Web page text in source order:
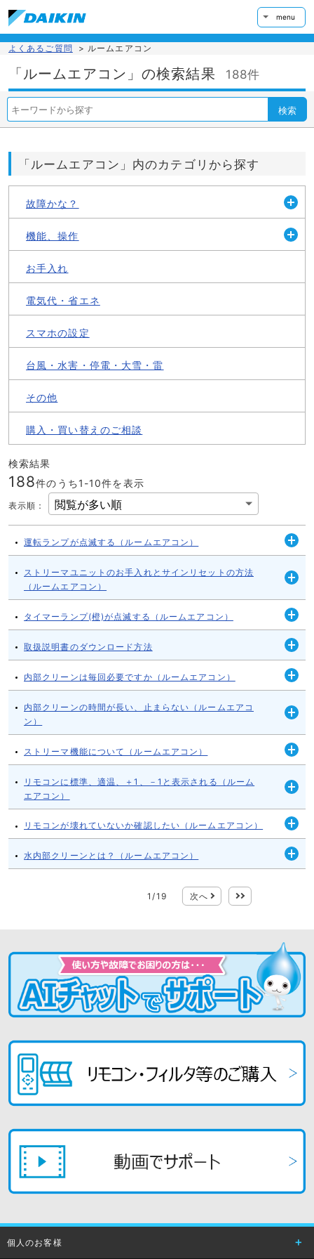
menu
よくあるご質問 > ルームエアコン
「ルームエアコン」の検索結果 188件
検索
「ルームエアコン」内のカテゴリから探す
故障かな？
開
く
機能、操作
開
お手入れ
電気代・省エネ
スマホの設定
台風・水害・停電・大雪・雷
その他
購入・買い替えのご相談
検索結果
188件のうち1-10件を表示
表示順 ：
運転ランプが点滅する（ルームエアコン）
開
く
ストリーマユニットのお手入れとサインリセットの方法
（ルームエアコン）
く
タイマーランプ(橙)が点滅する（ルームエアコン）
開
く
取扱説明書のダウンロード方法
開
く
内部クリーンは毎回必要ですか（ルームエアコン）
開
く
内部クリーンの時間が長い、止まらない（ルームエアコ
ン）
く
ストリーマ機能について（ルームエアコン）
開
く
リモコンに標準、適温、＋1、－1と表示される（ルーム
エアコン）
く
リモコンが壊れていないか確認したい（ルームエアコン）
開
く
水内部クリーンとは？（ルームエアコン）
開
1/19 次へ 最後
個人のお客様